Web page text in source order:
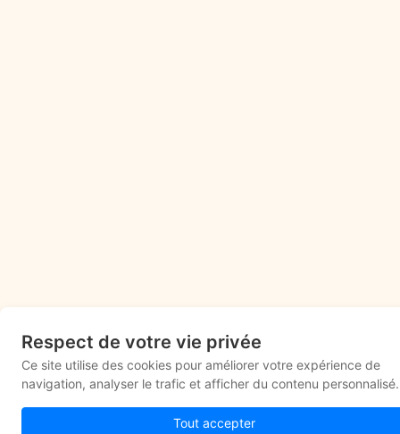
Respect de votre vie privée
Ce site utilise des cookies pour améliorer votre expérience de
navigation, analyser le trafic et afficher du contenu personnalisé.
Tout accepter